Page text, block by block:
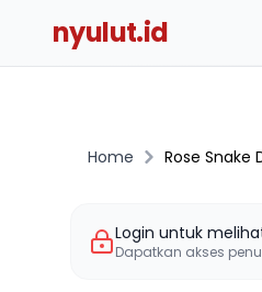
nyulut.id
Home Rose Snake
Login untuk
Dapatkan akses